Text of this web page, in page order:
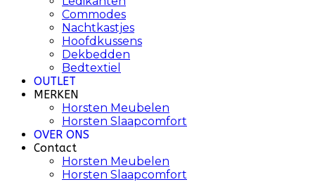
Commodes
Nachtkastjes
Hoofdkussens
Dekbedden
Bedtextiel
OUTLET
MERKEN
Horsten Meubelen
Horsten Slaapcomfort
OVER ONS
Contact
Horsten Meubelen
Horsten Slaapcomfort